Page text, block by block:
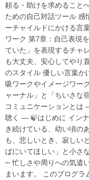
頼る・助けを求めること
ための自己対話ツール 感
ーチャイルドにかける言
ワーク 第7章：自己表現
ていた」を表現するチャ
も大丈夫、安心してやり
のスタイル 優しい言葉か
吸ワークやイメージワー
ャーナル」と「ちいさな
コミュニケーションとは
聴く ― 🍃はじめに イン
き続けている、幼い頃の
も、悲しいとき、寂しい
ばにいてほしい」と小さ
─ 忙しさや周りへの気遣
まいます。 このプログ